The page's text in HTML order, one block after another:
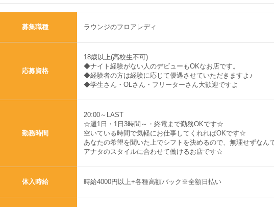
募集職種 ラウンジのフロアレディ
応募資格
18歳以上(高校生不可)
◆ナイト経験がない人のデビューもOKなお店です。
◆経験者の方は経験に応じて優遇させていただきますよ♪
◆学生さん・OLさん・フリーターさん大歓迎ですよ
勤務時間
20:00～LAST
☆週1日・1日3時間～・終電まで勤務OKです☆
空いている時間で気軽にお仕事してくれればOKです☆
あなたの希望を聞いた上でシフトを決めるので、無理せずなん
アナタのスタイルに合わせて働けるお店です☆
体入時給 時給4000円以上+各種高額バック※全額日払い